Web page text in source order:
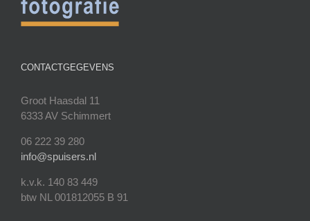
CONTACTGEGEVENS
Groot Haasdal 11
6333 AV Schimmert
06 222 39 280
info@spuisers.nl
k.v.k. 140 83 449
btw NL 001812055 B 91